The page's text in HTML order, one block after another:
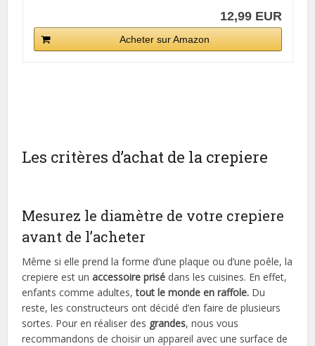
12,99 EUR
Acheter sur Amazon
Les critères d’achat de la crepiere
Mesurez le diamètre de votre crepiere
avant de l’acheter
Même si elle prend la forme d’une plaque ou d’une poêle, la
crepiere est un accessoire prisé dans les cuisines. En effet,
enfants comme adultes,tout le monde en raffole. Du
reste, les constructeurs ont décidé d’en faire de plusieurs
sortes. Pour en réaliser des grandes, nous vous
recommandons de choisir un appareil avec une surface de